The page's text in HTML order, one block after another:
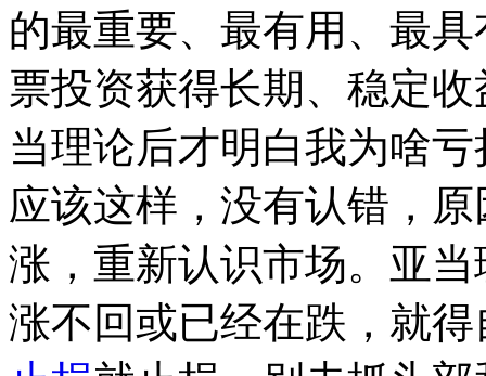
的最重要、最有用、最
票投资获得长期、稳定
当理论后才明白我为啥
应该这样，没有认错，
涨，重新认识市场。亚当
涨不回或已经在跌，就